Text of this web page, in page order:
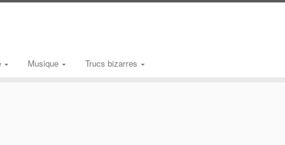
Musique Trucs bizarres